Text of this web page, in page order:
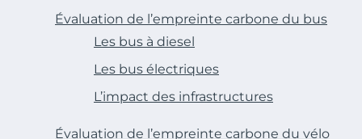
Évaluation de l’empreinte carbone du bus
Les bus à diesel
Les bus électriques
L’impact des infrastructures
Évaluation de l’empreinte carbone du vélo